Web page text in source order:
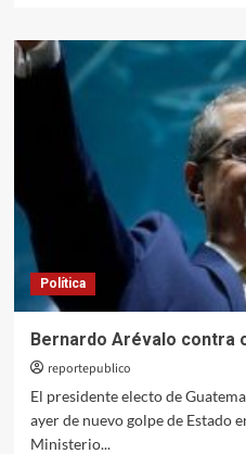
Alto
Comisionado
de
señala
al
MP
socavar
democracia
en
Política
Bernardo Arévalo contra
reportepublico
El presidente electo de
ayer de nuevo golpe de Estado
Ministerio...